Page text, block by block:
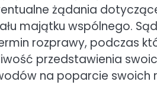
żądania
majątku wspólnego. Sąd
rozprawy, podczas
przedstawienia
na poparcie swoich